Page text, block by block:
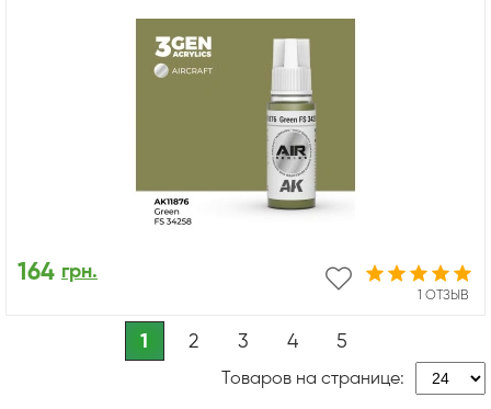
1 ОТЗЫВ
164 грн.
1 2 3 4 5
Товаров на странице: